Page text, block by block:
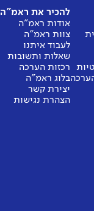
להכיר את ראמ"ה
אודות ראמ"ה
צוות ראמ"ה
לעבוד איתנו
שאלות ותשובות
רכזות הערכה
בלוג ראמ"ה
יצירת קשר
הצהרת נגישות